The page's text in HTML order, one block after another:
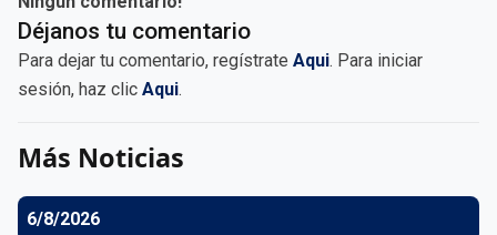
Déjanos tu comentario
Para dejar tu comentario, regístrate Aqui. Para iniciar
sesión, haz clic Aqui.
Más Noticias
6/8/2026